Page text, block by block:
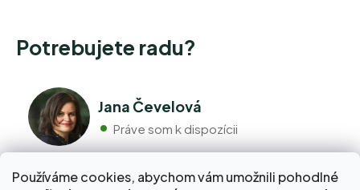
Používáme cookies, abychom vám umožnili pohodlné
Potrebujete radu?
Jana Čevelová
Práve som k dispozícii
+420 776 298 517